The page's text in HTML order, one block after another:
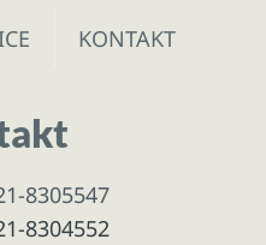
KONTAKT
8305547
8304552